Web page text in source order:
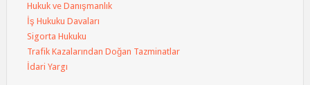
Hukuk ve Danışmanlık
İş Hukuku Davaları
Sigorta Hukuku
Trafik Kazalarından Doğan Tazminatlar
İdari Yargı